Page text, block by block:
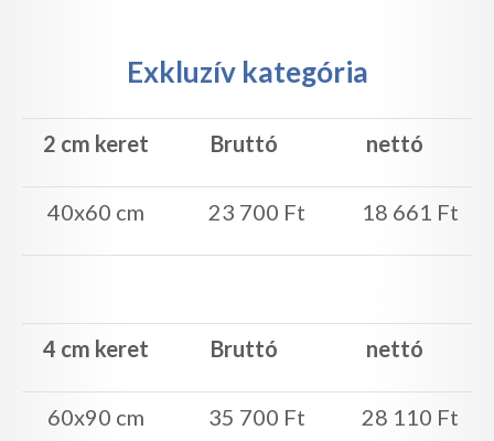
Exkluzív kategória
2 cm keret Bruttó nettó
40x60 cm 23 700 Ft 18 661 Ft
4 cm keret Bruttó nettó
60x90 cm 35 700 Ft 28 110 Ft